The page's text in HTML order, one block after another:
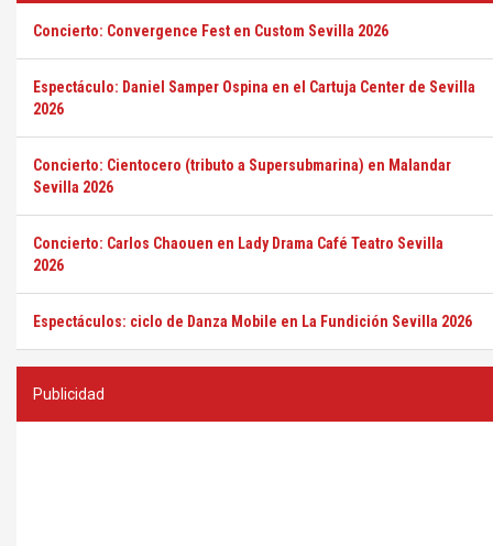
Concierto: Convergence Fest en Custom Sevilla 2026
Espectáculo: Daniel Samper Ospina en el Cartuja Center de Sevilla
2026
Concierto: Cientocero (tributo a Supersubmarina) en Malandar
Sevilla 2026
Concierto: Carlos Chaouen en Lady Drama Café Teatro Sevilla
2026
Espectáculos: ciclo de Danza Mobile en La Fundición Sevilla 2026
Publicidad